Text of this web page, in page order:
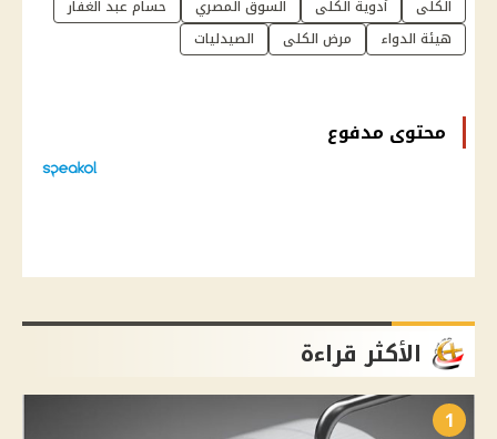
الكلى أدوية الكلى السوق المصري
حسام عبد الغفار
هيئة الدواء
مرض الكلى الصيدليات
محتوى مدفوع
الأكثر قراءة
1